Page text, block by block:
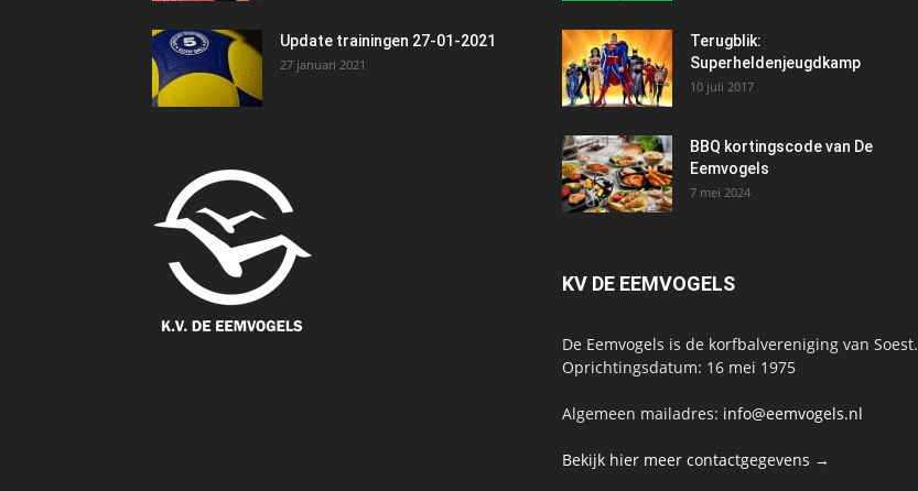
Update trainingen 27-01-2021
27 januari 2021
Terugblik:
Superheldenjeugdkamp
10 juli 2017
BBQ kortingscode van De
Eemvogels
7 mei 2024
KV DE EEMVOGELS
De Eemvogels is de korfbalvereniging van Soest.
Oprichtingsdatum: 16 mei 1975
Algemeen mailadres: info@eemvogels.nl
Bekijk hier meer contactgegevens →